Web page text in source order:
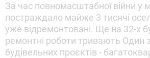
За час повномасштабної війни у
постраждало майже 3 тисячі
уже відремонтовані. Ще на 32-х
ремонтні роботи тривають Один
будівельних проєктів -